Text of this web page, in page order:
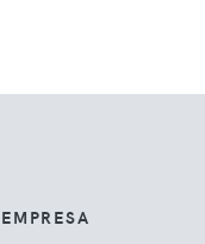
EMPRESA